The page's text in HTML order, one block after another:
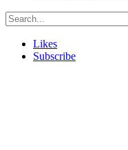
Likes
Subscribe